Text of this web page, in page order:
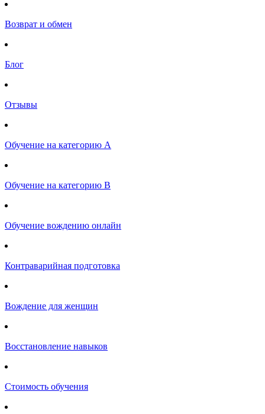
Возврат и обмен
Блог
Отзывы
Обучение на категорию А
Обучение на категорию B
Обучение вождению онлайн
Контраварийная подготовка
Вождение для женщин
Восстановление навыков
Стоимость обучения